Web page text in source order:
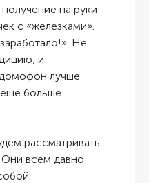
на руки
с «железками».
Не
и
лучше
ещё больше
рассматривать
всем давно